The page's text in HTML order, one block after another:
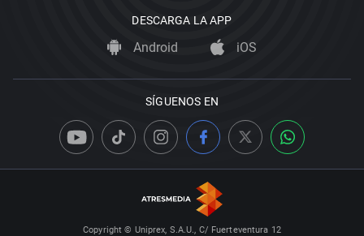
DESCARGA LA APP
Android iOS
SÍGUENOS EN
Copyright © Uniprex, S.A.U., C/ Fuerteventura 12